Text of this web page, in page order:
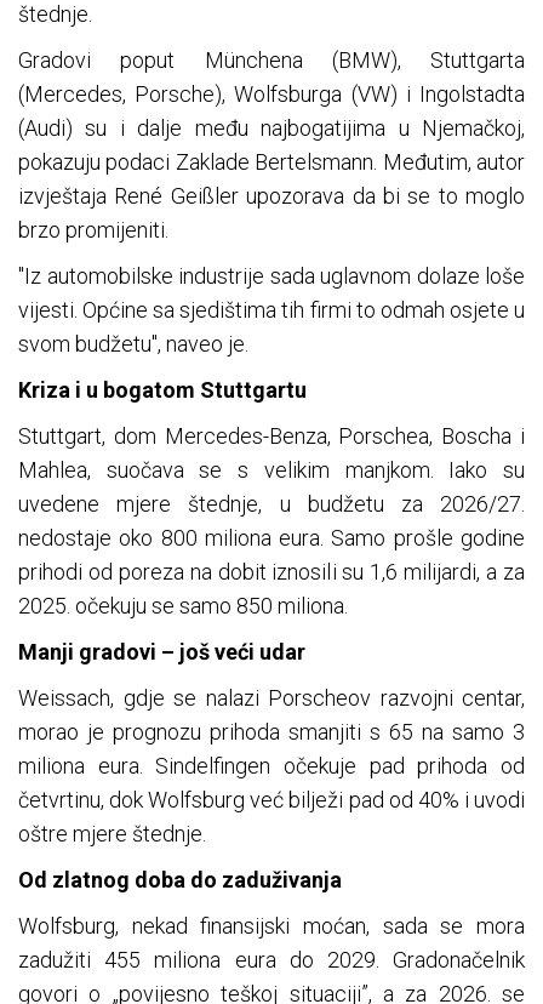
štednje.
Gradovi poput Münchena (BMW), Stuttgarta
(Mercedes, Porsche), Wolfsburga (VW) i Ingolstadta
(Audi) su i dalje među najbogatijima u Njemačkoj,
pokazuju podaci Zaklade Bertelsmann. Međutim, autor
izvještaja René Geißler upozorava da bi se to moglo
brzo promijeniti.
"Iz automobilske industrije sada uglavnom dolaze loše
vijesti. Općine sa sjedištima tih firmi to odmah osjete u
svom budžetu", naveo je.
Kriza i u bogatom Stuttgartu
Stuttgart, dom Mercedes-Benza, Porschea, Boscha i
Mahlea, suočava se s velikim manjkom. Iako su
uvedene mjere štednje, u budžetu za 2026/27.
nedostaje oko 800 miliona eura. Samo prošle godine
prihodi od poreza na dobit iznosili su 1,6 milijardi, a za
2025. očekuju se samo 850 miliona.
Manji gradovi – još veći udar
Weissach, gdje se nalazi Porscheov razvojni centar,
morao je prognozu prihoda smanjiti s 65 na samo 3
miliona eura. Sindelfingen očekuje pad prihoda od
četvrtinu, dok Wolfsburg već bilježi pad od 40% i uvodi
oštre mjere štednje.
Od zlatnog doba do zaduživanja
Wolfsburg, nekad finansijski moćan, sada se mora
zadužiti 455 miliona eura do 2029. Gradonačelnik
govori o „povijesno teškoj situaciji”, a za 2026. se